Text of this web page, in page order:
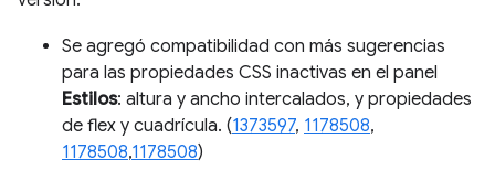
Se agregó compatibilidad con más sugerencias
para las propiedades CSS inactivas en el panel
Estilos: altura y ancho intercalados, y propiedades
de flex y cuadrícula. (1373597, 1178508,
1178508,1178508)